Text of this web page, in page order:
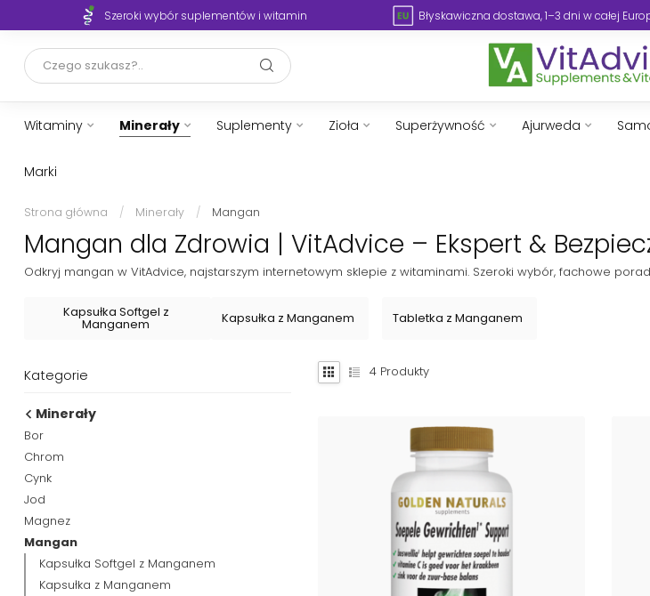
Szeroki wybór suplementów i witamin Błyskawiczna dostawa, 1–3 dni w całej
Witaminy Minerały Suplementy Zioła Superżywność Ajurweda
Marki
Strona główna / Minerały / Mangan
Mangan dla Zdrowia | VitAdvice – Ekspert &
Odkryj mangan w VitAdvice, najstarszym internetowym sklepie z witaminami. Szeroki wybór, fachowe
Kapsułka Softgel z
Manganem Kapsułka z Manganem Tabletka z Manganem
Kategorie
Minerały
Bor
Chrom
Cynk
Jod
Magnez
Mangan
Kapsułka Softgel z Manganem
Kapsułka z Manganem
4 Produkty